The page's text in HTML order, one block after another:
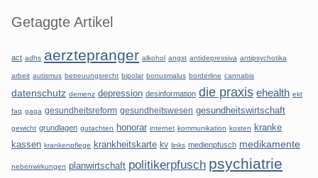
Seitenleiste
Getaggte Artikel
act adhs aerztepranger alkohol angst antidepressiva antipsychotika
arbeit autismus betreuungsrecht bipolar bonusmalus borderline cannabis
datenschutz demenz depression desinformation die praxis ehealth ekt
faq gaga gesundheitsreform gesundheitswesen gesundheitswirtschaft
gewicht grundlagen gutachten honorar internet kommunikation kosten
kranke
kassen krankenpflege krankheitskarte kv links medienpfusch medikamente
nebenwirkungen planwirtschaft politikerpfusch psychiatrie